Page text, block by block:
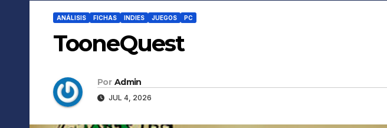
ANÁLISIS FICHAS INDIES JUEGOS PC
TooneQuest
Por Admin
JUL 4, 2026